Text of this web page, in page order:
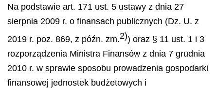
Na podstawie art. 171 ust. 5 ustawy z dnia 27
sierpnia 2009 r. o finansach publicznych (Dz. U. z
2019 r. poz. 869, z późn. zm.2)) oraz § 11 ust. 1 i 3
rozporządzenia Ministra Finansów z dnia 7 grudnia
2010 r. w sprawie sposobu prowadzenia gospodarki
finansowej jednostek budżetowych i